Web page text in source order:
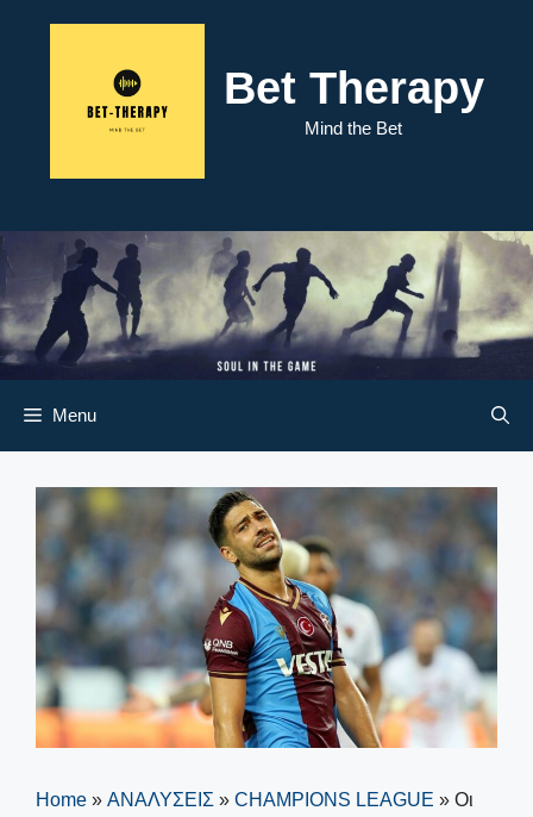
Bet Therapy
Mind the Bet
Menu
Home » ΑΝΑΛΥΣΕΙΣ » CHAMPIONS LEAGUE » Οι